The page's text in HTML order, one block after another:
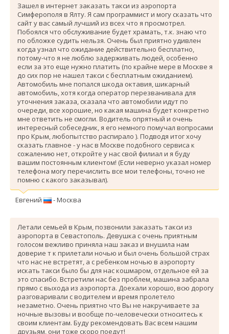
Зашел в интернет заказать такси из аэропорта
Симферополя в Ялту. Я сам программист и могу сказать что
сайт у вас самый лучший из всех что я просмотрел.
Побоялся что обслуживание будет храмать, т.к. знаю что
по обложке судить нельзя. Очень был приятно удивлен
когда узнал что ожидание действительно бесплатно,
потому-что я не люблю задерживать людей, особенно
если за это еще нужно платить (по крайне мере в Москве я
до сих пор не нашел такси с бесплатным ожиданием).
Автомобиль мне попался шкода октавия, шикарный
автомобиль, хотя когда оператор перезванивала для
уточнения заказа, сказала что автомобили идут по
очереди, все хорошие, но какая машина будет конкретно
мне ответить не смогли. Водитель опрятный и очень
интересный собеседник, я его немного помучал вопросами
про Крым, любопытство распирало ). Подводя итог хочу
сказать главное - у нас в Москве подобного сервиса к
сожалению нет, откройте у нас свой филиал и я буду
вашим постоянным клиентом! (Если неверно указал номер
телефона могу перечислить все мои телефоны, точно не
помню с какого заказывал).
Евгений - Москва
Летали семьей в Крым, позвонили заказать такси из
аэропорта в Севастополь. Девушка с очень приятным
голосом вежливо приняла наш заказ и внушила нам
доверие т к прилетали ночью и был очень большой страх
что нас не встретят, а с ребенком ночью в аэропорту
искать такси было бы для нас кошмаром, отдельное ей за
это спасибо. Вcтретили нас без проблем, машина забрала
прямо с выхода из аэропорта. Доехали хорошо, всю дорогу
разговаривали с водителем и время пролетело
незаметно. Очень приятно что Вы не накручиваете за
ночные вызовы и вообще по-человечески относитесь к
своим клиентам. Буду рекомендовать Вас всем нашим
друзьям, они тоже скоро поедут!